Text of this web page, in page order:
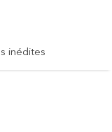
inédites